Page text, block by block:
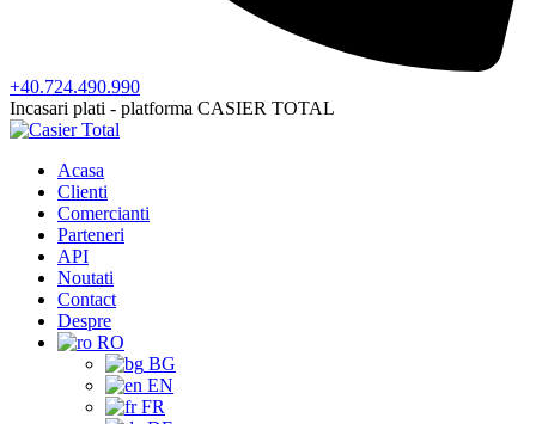
+40.724.490.990
Incasari plati - platforma CASIER TOTAL
Acasa
Clienti
Comercianti
Parteneri
API
Noutati
Contact
Despre
RO
BG
EN
FR